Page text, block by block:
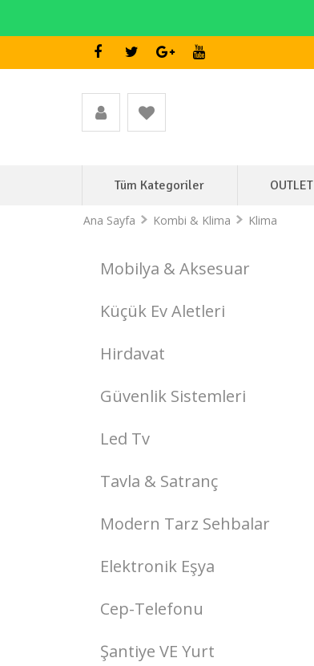
Tüm Kategoriler OUTLET
Ana Sayfa Kombi & Klima Klima
Mobilya & Aksesuar
Küçük Ev Aletleri
Hirdavat
Güvenlik Sistemleri
Led Tv
Tavla & Satranç
Modern Tarz Sehbalar
Elektronik Eşya
Cep-Telefonu
Şantiye VE Yurt